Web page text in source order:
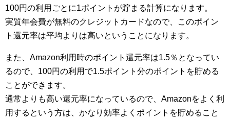
100円の利用ごとに1ポイントが貯まる計算になります。
実質年会費が無料のクレジットカードなので、このポイン
ト還元率は平均よりは高いということになります。
また、Amazon利用時のポイント還元率は1.5％となってい
るので、100円の利用で1.5ポイント分のポイントを貯める
ことができます。
通常よりも高い還元率になっているので、Amazonをよく利
用するという方は、かなり効率よくポイントを貯めること